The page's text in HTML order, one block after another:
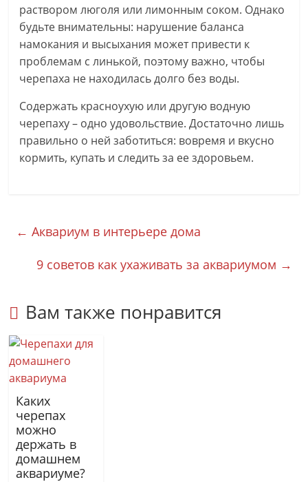
раствором люголя или лимонным соком. Однако
будьте внимательны: нарушение баланса
намокания и высыхания может привести к
проблемам с линькой, поэтому важно, чтобы
черепаха не находилась долго без воды.
Содержать красноухую или другую водную
черепаху – одно удовольствие. Достаточно лишь
правильно о ней заботиться: вовремя и вкусно
кормить, купать и следить за ее здоровьем.
← Аквариум в интерьере дома
9 советов как ухаживать за аквариумом →
Вам также понравится
Каких
черепах
можно
держать в
домашнем
аквариуме?